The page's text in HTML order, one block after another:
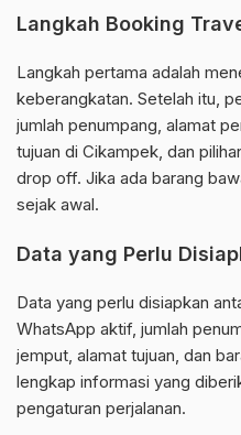
Langkah Booking
Langkah pertama adalah
keberangkatan. Setelah itu,
jumlah penumpang, alamat
tujuan di Cikampek, dan
drop off. Jika ada barang
sejak awal.
Data yang Perlu
Data yang perlu disiapkan
WhatsApp aktif, jumlah
jemput, alamat tujuan, dan
lengkap informasi yang
pengaturan perjalanan.